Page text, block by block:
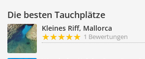
Die besten Tauchplätze
Kleines Riff, Mallorca
1 Bewertungen